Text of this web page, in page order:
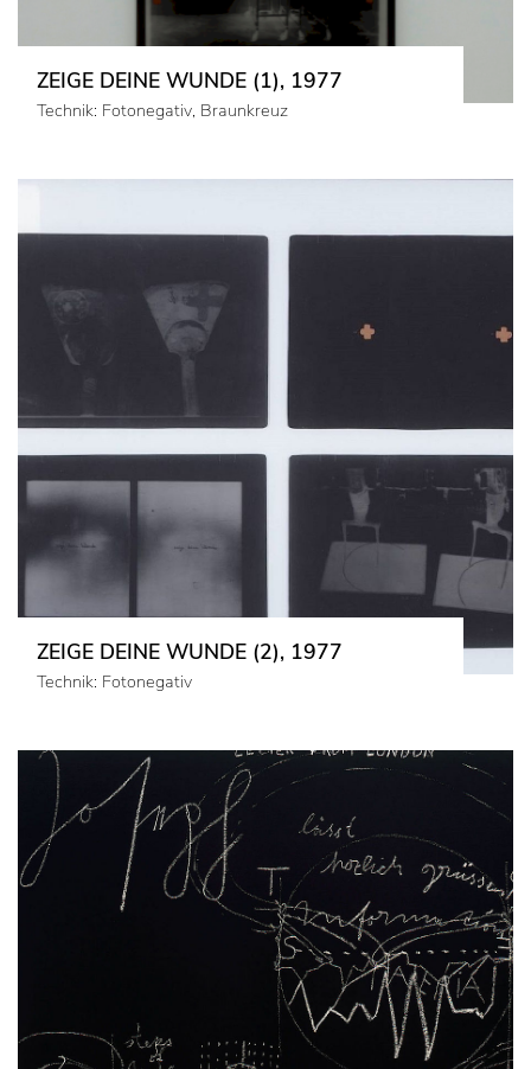
ZEIGE DEINE WUNDE (1), 1977
Technik: Fotonegativ, Braunkreuz
ZEIGE DEINE WUNDE (2), 1977
Technik: Fotonegativ